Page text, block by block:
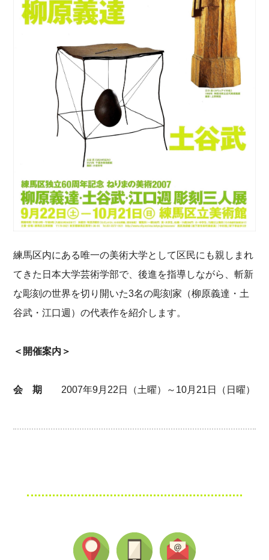
練馬区内にある唯一の美術大学として区民にも親しまれ
てきた日本大学芸術学部で、後進を指導しながら、斬新
な彫刻の世界を切り開いた3名の彫刻家（柳原義達・土
谷武・江口週）の代表作を紹介します。
＜開催案内＞
会 期 2007年9月22日（土曜）～10月21日（日曜）